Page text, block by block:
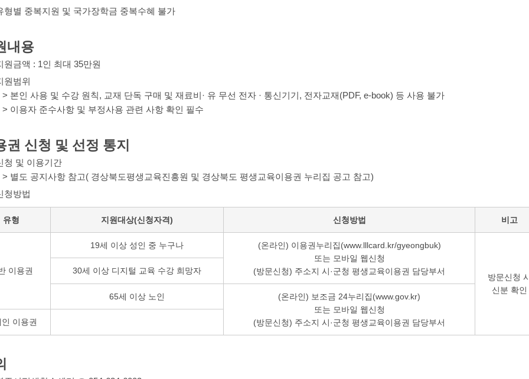
형별 중복지원 및 국가장학금 중복수혜 불가
내용
원금액 : 1인 최대 35만원
원범위
본인 사용 및 수강 원칙, 교재 단독 구매 및 재료비· 유 무선 전자 · 통신기기, 전자교재(PDF, e-book) 등 사용 불가
이용자 준수사항 및 부정사용 관련 사항 확인 필수
권 신청 및 선정 통지
청 및 이용기간
별도 공지사항 참고( 경상북도평생교육진흥원 및 경상북도 평생교육이용권 누리집 공고 참고)
청방법
유형 지원대상(신청자격) 신청방법 비고
이용권
19세 이상 성인 중 누구나
(온라인) 이용권누리집(www.lllcard.kr/gyeongbuk)
또는 모바일 웹신청
(방문신청) 주소지 시·군청 평생교육이용권 담당부서
방문신청
신분 확인
30세 이상 디지털 교육 수강 희망자
65세 이상 노인
(온라인) 보조금 24누리집(www.gov.kr)
또는 모바일 웹신청
(방문신청) 주소지 시·군청 평생교육이용권 담당부서
이용권